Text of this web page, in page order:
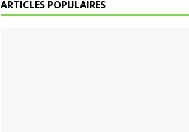
ARTICLES POPULAIRES